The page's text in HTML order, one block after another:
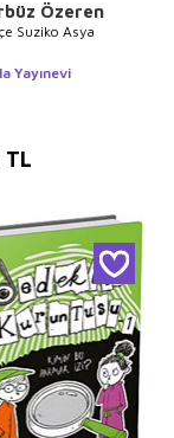
Özeren
Suziko Asya
Yayınevi
TL